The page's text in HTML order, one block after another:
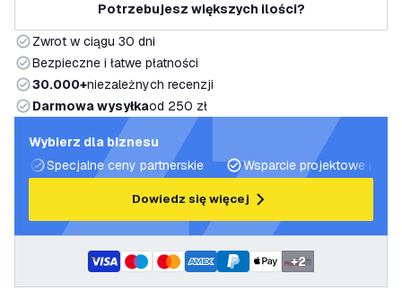
Potrzebujesz większych ilości?
Zwrot w ciągu 30 dni
Bezpieczne i łatwe płatności
30.000+niezależnych recenzji
Darmowa wysyłkaod 250 zł
Wybierz dla biznesu
Specjalne ceny partnerskie
Wsparcie projektowe i
Dowiedz się więcej
+2